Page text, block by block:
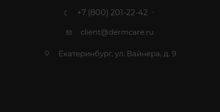
+7 (800) 201-22-42
client@dermcare.ru
Екатеринбург, ул. Вайнера, д. 9